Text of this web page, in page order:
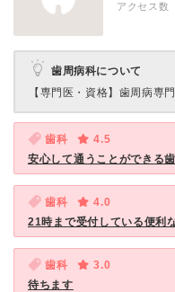
アクセス数
歯周病科について
【専門医・資格】 歯周病専
歯科
4.5
安心して通うことができる
歯科
4.0
21時まで受付している便利
歯科
3.0
待ちます